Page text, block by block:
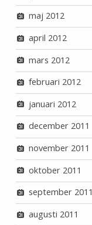
maj 2012
april 2012
mars 2012
februari 2012
januari 2012
december 2011
november 2011
oktober 2011
september 2011
augusti 2011